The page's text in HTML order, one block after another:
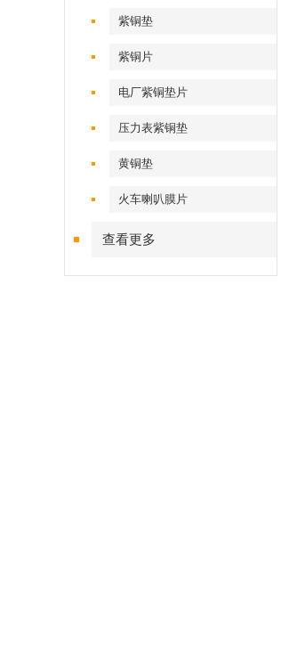
紫铜垫
紫铜片
电厂紫铜垫片
压力表紫铜垫
黄铜垫
火车喇叭膜片
查看更多